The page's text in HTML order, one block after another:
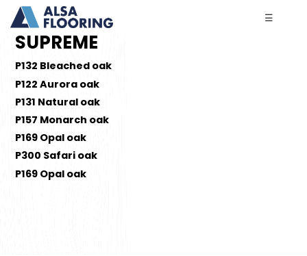
☰
SUPREME
P132 Bleached oak
P122 Aurora oak
P131 Natural oak
P157 Monarch oak
P169 Opal oak
P300 Safari oak
P169 Opal oak